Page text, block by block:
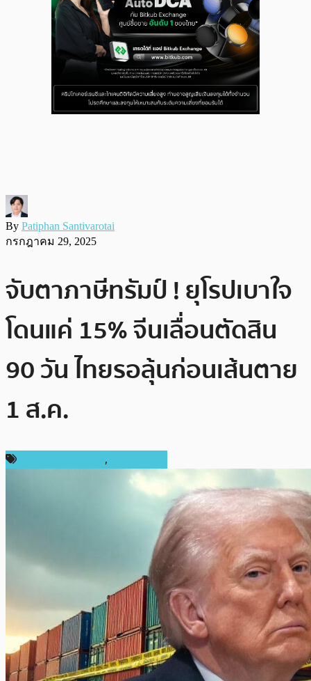
By Patiphan Santivarotai
กรกฎาคม 29, 2025
จับตาภาษีทรัมป์ ! ยุโรปเบาใจ
โดนแค่ 15% จีนเลื่อนตัดสิน
90 วัน ไทยรอลุ้นก่อนเส้นตาย
1 ส.ค.
,